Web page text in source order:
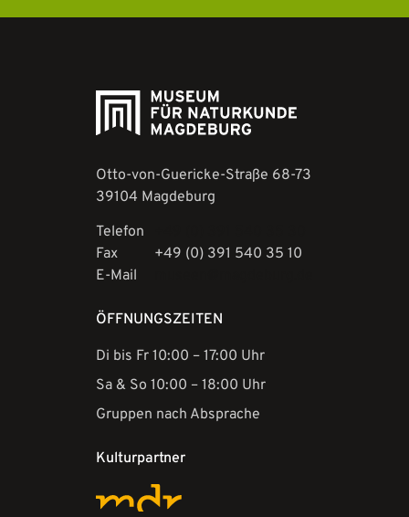
Otto-von-Guericke-Straße 68-73
39104 Magdeburg
Telefon
Fax
+49 (0) 391 540 35 10
E-Mail
ÖFFNUNGSZEITEN
Di bis Fr 10:00 – 17:00 Uhr
Sa & So 10:00 – 18:00 Uhr
Gruppen nach Absprache
Kulturpartner